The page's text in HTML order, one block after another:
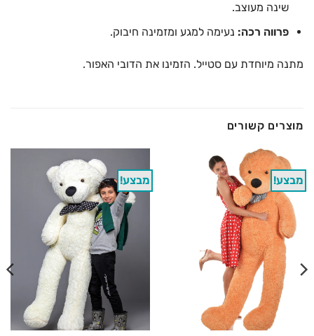
שינה מעוצב.
פרווה רכה: נעימה למגע ומזמינה חיבוק.
מתנה מיוחדת עם סטייל. הזמינו את הדובי האפור.
מוצרים קשורים
מבצע! מבצע!